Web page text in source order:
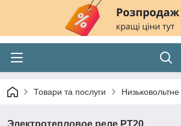
Товари та послуги
Электротепловое реле РТ20